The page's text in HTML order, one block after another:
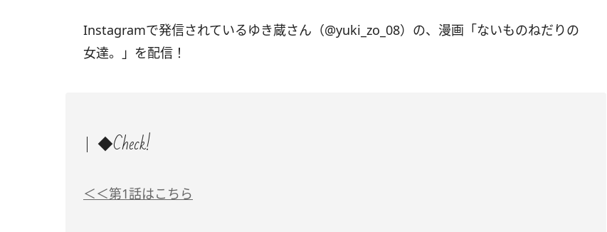
Instagramで発信されているゆき蔵さん（@yuki_zo_08）の、漫画「ないものねだりの
女達。」を配信！
◆Check!
＜＜第1話はこちら